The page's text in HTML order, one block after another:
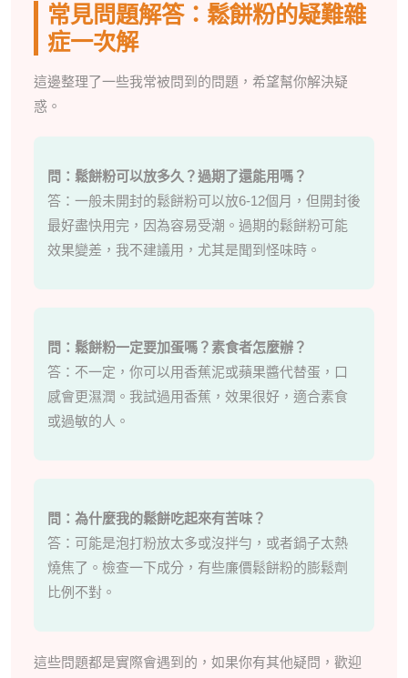
常見問題解答：鬆餅粉的疑難雜
症一次解
這邊整理了一些我常被問到的問題，希望幫你解決疑
惑。
問：鬆餅粉可以放多久？過期了還能用嗎？
答：一般未開封的鬆餅粉可以放6-12個月，但開封後
最好盡快用完，因為容易受潮。過期的鬆餅粉可能
效果變差，我不建議用，尤其是聞到怪味時。
問：鬆餅粉一定要加蛋嗎？素食者怎麼辦？
答：不一定，你可以用香蕉泥或蘋果醬代替蛋，口
感會更濕潤。我試過用香蕉，效果很好，適合素食
或過敏的人。
問：為什麼我的鬆餅吃起來有苦味？
答：可能是泡打粉放太多或沒拌勻，或者鍋子太熱
燒焦了。檢查一下成分，有些廉價鬆餅粉的膨鬆劑
比例不對。
這些問題都是實際會遇到的，如果你有其他疑問，歡迎